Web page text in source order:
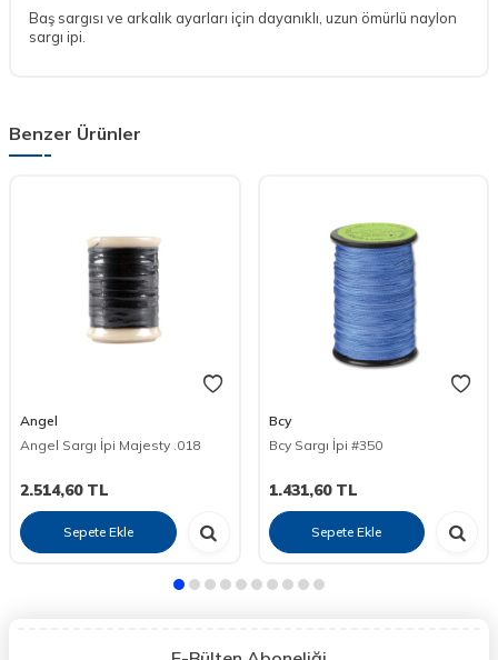
Baş sargısı ve arkalık ayarları için dayanıklı, uzun ömürlü naylon
sargı ipi.
Benzer Ürünler
Angel
Angel Sargı İpi Majesty .018
2.514,60TL
Sepete Ekle
Bcy
Bcy Sargı İpi #350
1.431,60TL
Sepete Ekle